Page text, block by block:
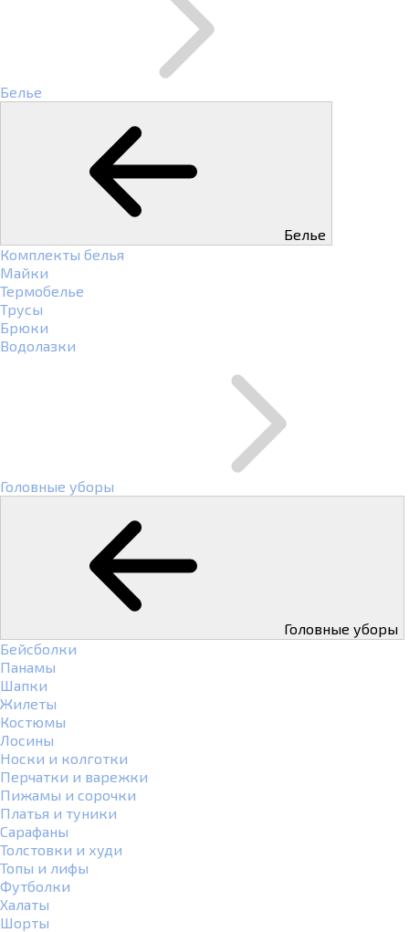
Белье
Белье
Комплекты белья
Майки
Термобелье
Трусы
Брюки
Водолазки
Головные уборы
Головные уборы
Бейсболки
Панамы
Шапки
Жилеты
Костюмы
Лосины
Носки и колготки
Перчатки и варежки
Пижамы и сорочки
Платья и туники
Сарафаны
Толстовки и худи
Топы и лифы
Футболки
Халаты
Шорты